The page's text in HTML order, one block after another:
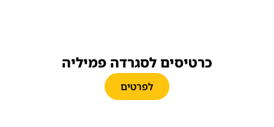
כרטיסים לסגרדה פמיליה
לפרטים